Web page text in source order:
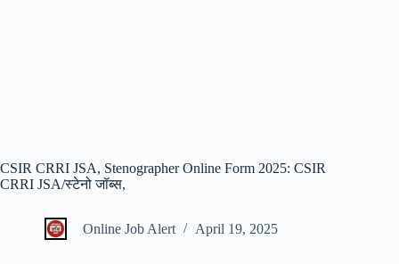
CSIR CRRI JSA, Stenographer Online Form 2025: CSIR
CRRI JSA/स्टेनो जॉब्स,
Online Job Alert April 19, 2025